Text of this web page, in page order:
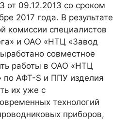
09.12.2013 со сроком
2017 года. В результате
комиссии специалистов
и ОАО «НТЦ «Завод
совместное
работы в ОАО «НТЦ
по АФТ-S и ППУ изделия
их уже с
технологий
приборов,